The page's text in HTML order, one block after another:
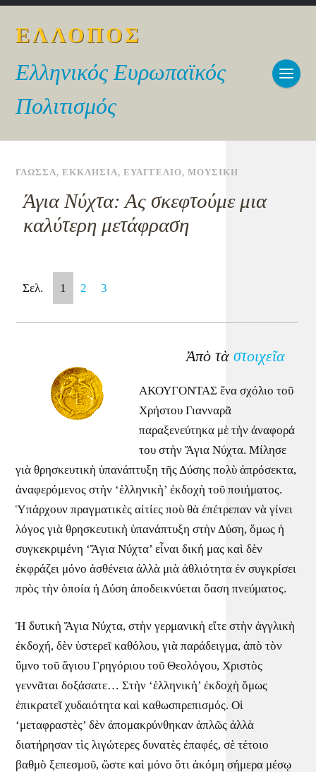
ΕΛΛΟΠΟΣ
Ελληνικός Ευρωπαϊκός
Πολιτισμός
ΓΛΩΣΣΑ,ΕΚΚΛΗΣΙΑ,ΕΥΑΓΓΕΛΙΟ,ΜΟΥΣΙΚΗ
Άγια Νύχτα: Ας σκεφτούμε μια
καλύτερη μετάφραση
Σελ. 1 2 3
Ἀπὸ τὰ στοιχεῖα
ΑΚΟΥΓΟΝΤΑΣ ἕνα σχόλιο τοῦ
Χρήστου Γιανναρᾶ
παραξενεύτηκα μὲ τὴν ἀναφορά
του στὴν Ἅγια Νύχτα. Μίλησε
γιὰ θρησκευτικὴ ὑπανάπτυξη τῆς Δύσης πολὺ ἀπρόσεκτα,
ἀναφερόμενος στὴν ‘ἑλληνικὴ’ ἐκδοχὴ τοῦ ποιήματος.
Ὑπάρχουν πραγματικὲς αἰτίες ποὺ θὰ ἐπέτρεπαν νὰ γίνει
λόγος γιὰ θρησκευτικὴ ὑπανάπτυξη στὴν Δύση, ὅμως ἡ
συγκεκριμένη ‘Ἅγια Νύχτα’ εἶναι δική μας καὶ δὲν
ἐκφράζει μόνο ἀσθένεια ἀλλὰ μιὰ ἀθλιότητα ἐν συγκρίσει
πρὸς τὴν ὁποία ἡ Δύση ἀποδεικνύεται ὄαση πνεύματος.
Ἡ δυτικὴ Ἅγια Νύχτα, στὴν γερμανικὴ εἴτε στὴν ἀγγλικὴ
ἐκδοχή, δὲν ὑστερεῖ καθόλου, γιὰ παράδειγμα, ἀπὸ τὸν
ὕμνο τοῦ ἅγιου Γρηγόριου τοῦ Θεολόγου, Χριστὸς
γεννᾶται δοξάσατε… Στὴν ‘ἑλληνικὴ’ ἐκδοχὴ ὅμως
ἐπικρατεῖ χυδαιότητα καὶ καθωσπρεπισμός. Οἱ
‘μεταφραστὲς’ δὲν ἀπομακρύνθηκαν ἁπλῶς ἀλλὰ
διατήρησαν τὶς λιγώτερες δυνατὲς ἐπαφές, σὲ τέτοιο
βαθμὸ ξεπεσμοῦ, ὥστε καὶ μόνο ὅτι ἀκόμη σήμερα μέσῳ